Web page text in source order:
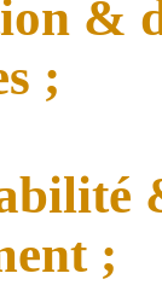
&
;
;